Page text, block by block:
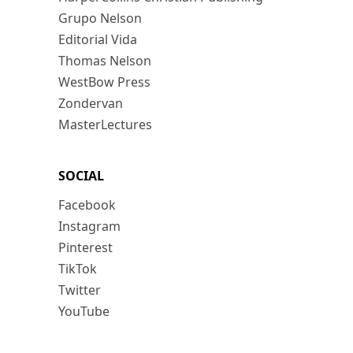
Grupo Nelson
Editorial Vida
Thomas Nelson
WestBow Press
Zondervan
MasterLectures
SOCIAL
Facebook
Instagram
Pinterest
TikTok
Twitter
YouTube